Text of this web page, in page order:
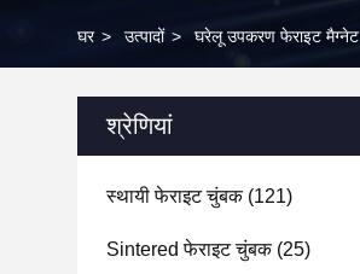
घर > उत्पादों > घरेलू उपकरण फेराइट मैग्नेट
श्रेणियां
स्थायी फेराइट चुंबक(121)
Sintered फेराइट चुंबक(25)